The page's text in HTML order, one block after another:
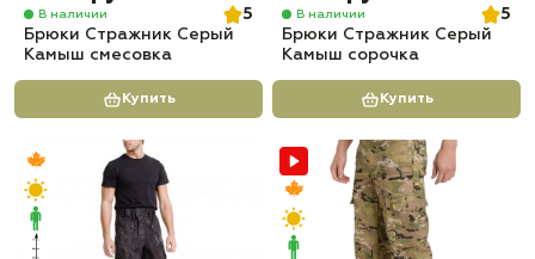
В наличии
5
Брюки Стражник Серый
Камыш смесовка
Купить
В наличии
5
Брюки Стражник Серый
Камыш сорочка
Купить